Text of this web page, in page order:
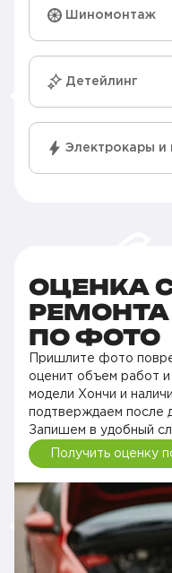
Шиномонтаж
Детейлинг
Электрокары и
ОЦЕНКА
РЕМОНТА
ПО ФОТО
Пришлите фото
оценит объем работ
модели Хончи и
подтверждаем после
Запишем в удобный
Получить оценку